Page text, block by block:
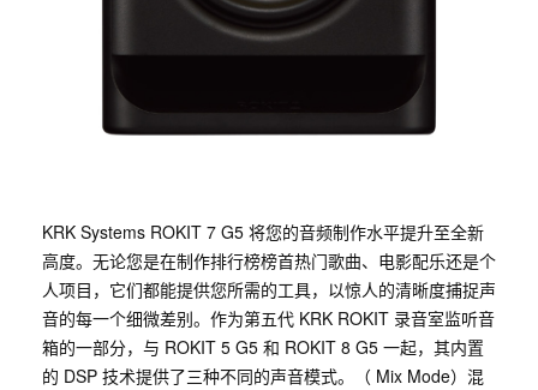
KRK Systems ROKIT 7 G5 将您的音频制作水平提升至全新
高度。无论您是在制作排行榜榜首热门歌曲、电影配乐还是个
人项目，它们都能提供您所需的工具，以惊人的清晰度捕捉声
音的每一个细微差别。作为第五代 KRK ROKIT 录音室监听音
箱的一部分，与 ROKIT 5 G5 和 ROKIT 8 G5 一起，其内置
的 DSP 技术提供了三种不同的声音模式。（ Mix Mode）混